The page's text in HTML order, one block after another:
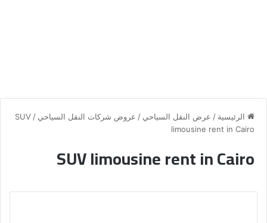
الرئيسية / عرض النقل السياحي / عروض شركات النقل السياحي /
SUV
limousine rent in Cairo
SUV limousine rent in Cairo